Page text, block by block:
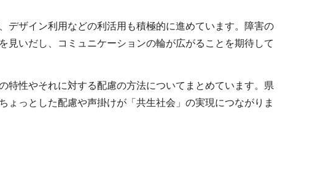
デザイン利用などの利活用も積極的に進めています。障害の
見いだし、コミュニケーションの輪が広がることを期待して
特性やそれに対する配慮の方法についてまとめています。県
っとした配慮や声掛けが「共生社会」の実現につながりま